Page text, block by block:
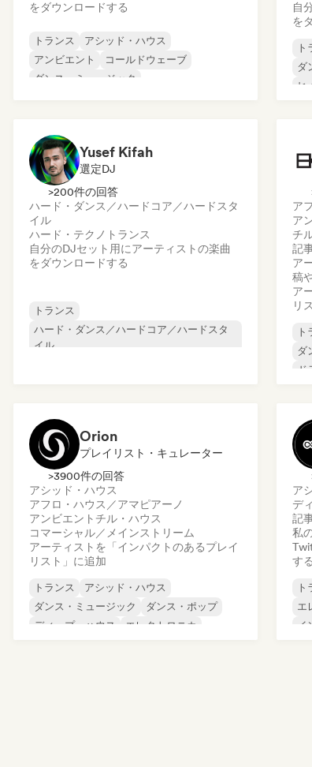
をダウンロードする
トランス
アシッド・ハウス
アンビエント
コールドウェーブ
ダンス・ミュージック
自
を
ト
ダ
ヒ
Yusef Kifah
選定DJ
>200件の回答
ハード・ダンス／ハードコア／ハードスタ
イル
ハード・テクノ トランス
自分のDJセット用にアーティストの楽曲
をダウンロードする
トランス
ハード・ダンス／ハードコア／ハードスタ
イル
ア
ア
チ
記
ア
稿
ア
リ
ト
ダ
ド
Orion
プレイリスト・キュレーター
>3900件の回答
アシッド・ハウス
アフロ・ハウス／アマピアーノ
アンビエント チル・ハウス
コマーシャル／メインストリーム
アーティストを「インパクトのあるプレイ
リスト」に追加
トランス
アシッド・ハウス
ダンス・ミュージック
ダンス・ポップ
ディープ・ハウス
エレクトロニカ
ア
デ
記
私
する
ト
エ